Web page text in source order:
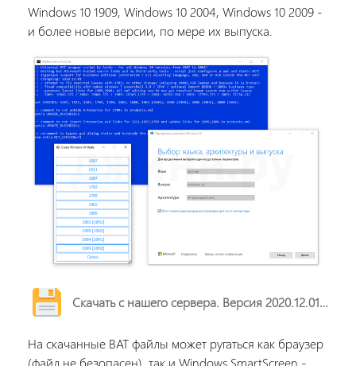
Windows 10 1909, Windows 10 2004, Windows 10 2009 -
и более новые версии, по мере их выпуска.
Скачать с нашего сервера. Версия 2020.12.01 BAT-файл, около 50 кб.
На скачанные BAT файлы может ругаться как браузер
(файл не безопасен), так и Windows SmartScreen -